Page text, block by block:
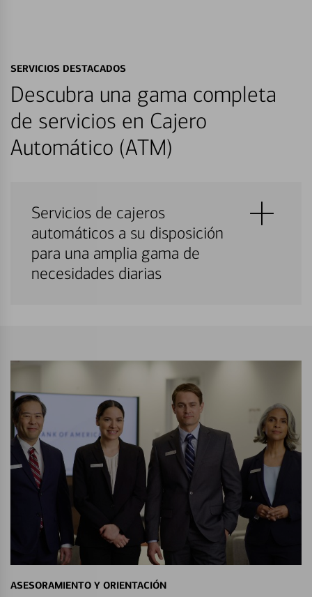
SERVICIOS DESTACADOS
Descubra una gama completa
de servicios en Cajero
Automático (ATM)
Servicios de cajeros
automáticos a su disposición
para una amplia gama de
necesidades diarias
ASESORAMIENTO Y ORIENTACIÓN